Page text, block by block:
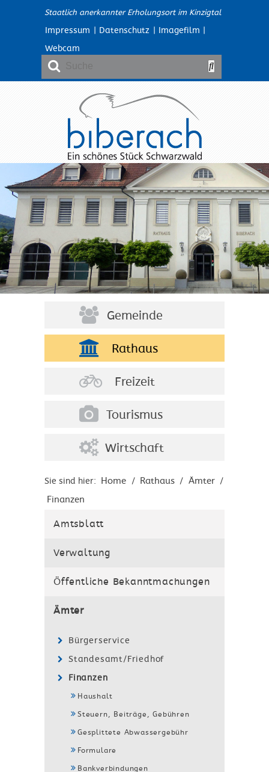
Staatlich anerkannter Erholungsort im Kinzigtal
Impressum | Datenschutz | Imagefilm |
Webcam
Gemeinde
Rathaus
Freizeit
Tourismus
Wirtschaft
Sie sind hier: Home / Rathaus / Ämter /
Finanzen
Amtsblatt
Verwaltung
Öffentliche Bekanntmachungen
Ämter
Bürgerservice
Standesamt/Friedhof
Finanzen
Haushalt
Steuern, Beiträge, Gebühren
Gesplittete Abwassergebühr
Formulare
Bankverbindungen